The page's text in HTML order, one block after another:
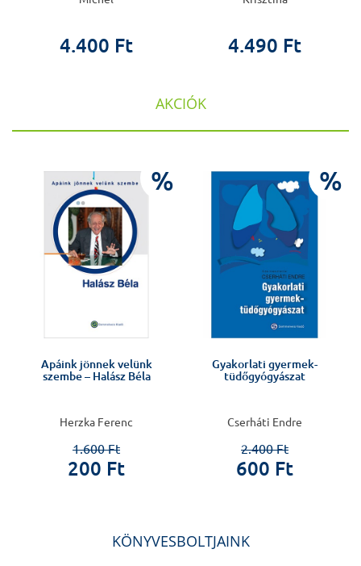
4.400 Ft 4.490 Ft
AKCIÓK
%
Apáink jönnek velünk
szembe – Halász Béla
Herzka Ferenc
1.600 Ft
200 Ft
%
Gyakorlati gyermek-
tüdőgyógyászat
Cserháti Endre
2.400 Ft
600 Ft
KÖNYVESBOLTJAINK